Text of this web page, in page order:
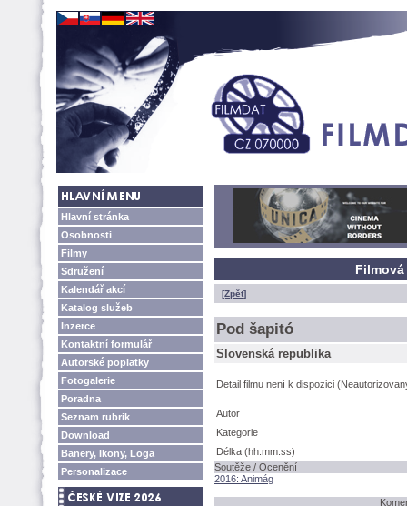
Hlavní stránka
Osobnosti
Filmy
Sdružení
Kalendář akcí
Katalog služeb
Inzerce
Kontaktní formulář
Autorské poplatky
Fotogalerie
Poradna
Seznam rubrik
Download
Banery, Ikony, Loga
Personalizace
Filmová
[Zpět]
Pod šapitó
Slovenská republika
Detail filmu není k dispozici
Autor
Kategorie
Délka (hh:mm:ss)
Soutěže / Ocenění
2016: Animág